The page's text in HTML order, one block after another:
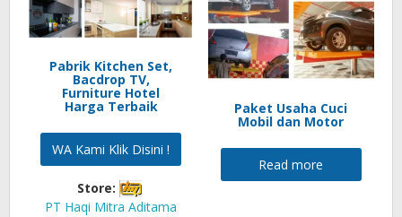
Pabrik Kitchen Set,
Bacdrop TV,
Furniture Hotel
Harga Terbaik
WA Kami Klik Disini !
Store:
PT Haqi Mitra Aditama
Paket Usaha Cuci
Mobil dan Motor
Read more